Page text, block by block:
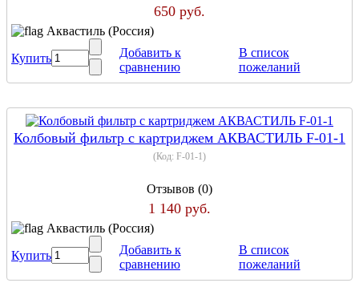
650 руб.
Аквастиль (Россия)
Купить
Добавить к
сравнению
В список
пожеланий
Колбовый фильтр с картриджем АКВАСТИЛЬ F-01-1
(Код: F-01-1)
Отзывов (0)
1 140 руб.
Аквастиль (Россия)
Купить
Добавить к
сравнению
В список
пожеланий